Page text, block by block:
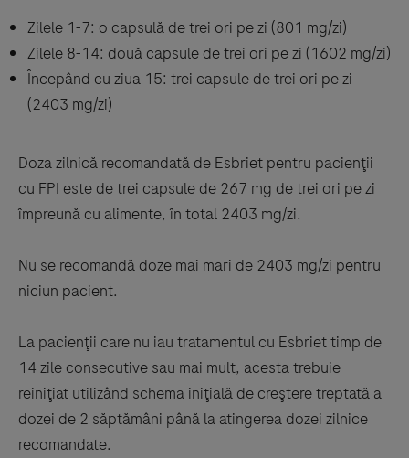
Zilele 1-7: o capsulă de trei ori pe zi (801 mg/zi)
Zilele 8-14: două capsule de trei ori pe zi (1602 mg/zi)
Începând cu ziua 15: trei capsule de trei ori pe zi
(2403 mg/zi)
Doza zilnică recomandată de Esbriet pentru pacienţii
cu FPI este de trei capsule de 267 mg de trei ori pe zi
împreună cu alimente, în total 2403 mg/zi.
Nu se recomandă doze mai mari de 2403 mg/zi pentru
niciun pacient.
La pacienţii care nu iau tratamentul cu Esbriet timp de
14 zile consecutive sau mai mult, acesta trebuie
reiniţiat utilizând schema iniţială de creştere treptată a
dozei de 2 săptămâni până la atingerea dozei zilnice
recomandate.